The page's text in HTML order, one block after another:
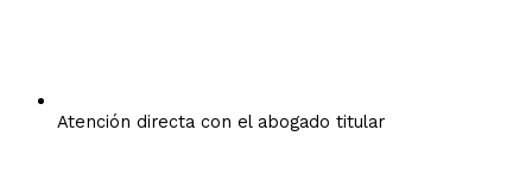
Atención directa con el abogado titular